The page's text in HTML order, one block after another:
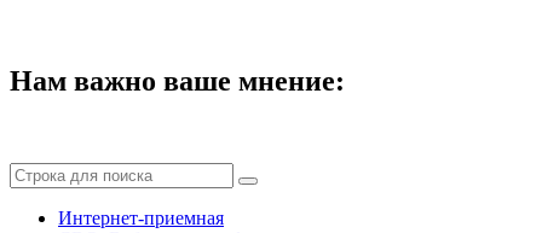
Нам важно ваше мнение:
Интернет-приемная